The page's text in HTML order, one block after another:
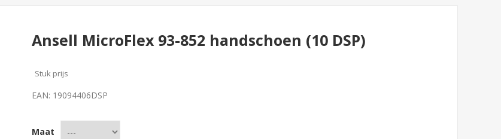
Ansell MicroFlex 93-852 handschoen (10 DSP)
Stuk prijs
EAN: 19094406DSP
Maat